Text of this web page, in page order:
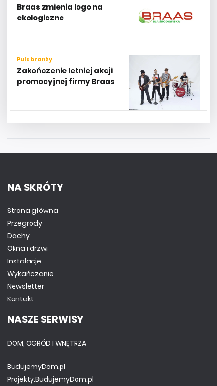
Braas zmienia logo na
ekologiczne
Puls branży
Zakończenie letniej akcji
promocyjnej firmy Braas
NA SKRÓTY
Strona główna
Przegrody
Dachy
Okna i drzwi
Instalacje
Wykańczanie
Newsletter
Kontakt
NASZE SERWISY
DOM, OGRÓD I WNĘTRZA
BudujemyDom.pl
Projekty.BudujemyDom.pl